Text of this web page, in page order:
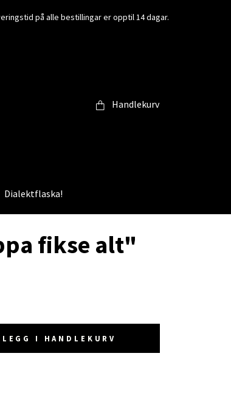
på alle bestillingar er opptil 14 dagar.
Handlekurv
Dialektflaska!
fikse alt"
LEGG I HANDLEKURV